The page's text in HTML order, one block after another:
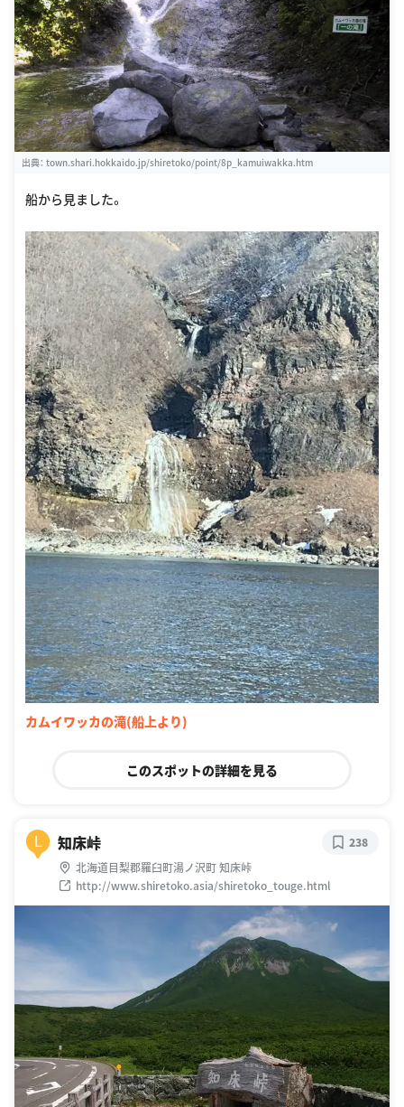
出典： town.shari.hokkaido.jp/shiretoko/point/8p_kamuiwakka.htm
船から見ました。
カムイワッカの滝(船上より)
このスポットの詳細を見る
L 知床峠
北海道目梨郡羅臼町湯ノ沢町 知床峠
http://www.shiretoko.asia/shiretoko_touge.html
238